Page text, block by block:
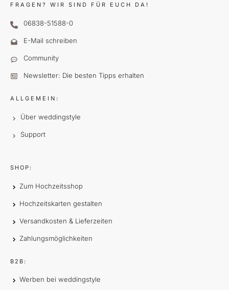
FRAGEN? WIR SIND FÜR EUCH DA!
06838-51588-0
E-Mail schreiben
Community
Newsletter: Die besten Tipps erhalten
ALLGEMEIN:
Über weddingstyle
Support
SHOP:
Zum Hochzeitsshop
Hochzeitskarten gestalten
Versandkosten & Lieferzeiten
Zahlungsmöglichkeiten
B2B:
Werben bei weddingstyle